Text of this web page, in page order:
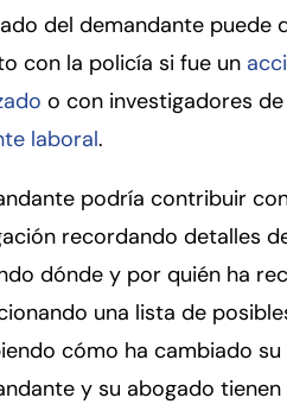
del demandante puede
con la policía si fue un
o con investigadores de
laboral.
podría contribuir
recordando detalles
dónde y por quién ha
una lista de
cómo ha cambiado su
y su abogado